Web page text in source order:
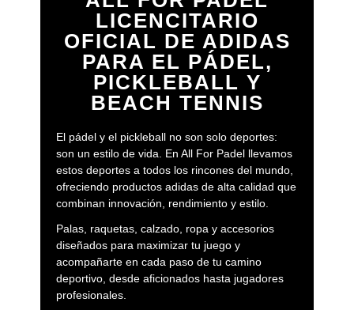
LICENCITARIO
OFICIAL DE ADIDAS
PARA EL PÁDEL,
PICKLEBALL Y
BEACH TENNIS
El pádel y el pickleball no son solo deportes:
son un estilo de vida. En All For Padel llevamos
estos deportes a todos los rincones del mundo,
ofreciendo productos adidas de alta calidad que
combinan innovación, rendimiento y estilo.
Palas, raquetas, calzado, ropa y accesorios
diseñados para maximizar tu juego y
acompañarte en cada paso de tu camino
deportivo, desde aficionados hasta jugadores
profesionales.